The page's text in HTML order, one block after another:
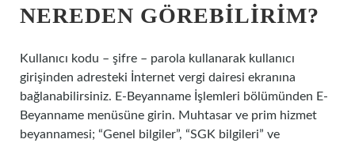
NEREDEN GÖREBILIRIM?
Kullanıcı kodu – şifre – parola kullanarak kullanıcı
girişinden adresteki İnternet vergi dairesi ekranına
bağlanabilirsiniz. E-Beyanname İşlemleri bölümünden E-
Beyanname menüsüne girin. Muhtasar ve prim hizmet
beyannamesi; “Genel bilgiler”, “SGK bilgileri” ve